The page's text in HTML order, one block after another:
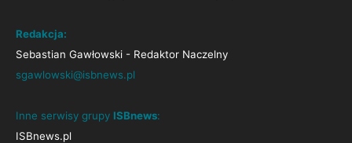
Redakcja:
Sebastian Gawłowski - Redaktor Naczelny
sgawlowski@isbnews.pl
Inne serwisy grupy ISBnews:
ISBnews.pl